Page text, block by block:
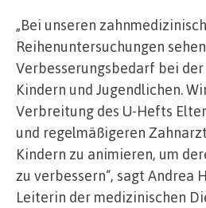
„Bei unseren
Reihenuntersuchungen
Verbesserungsbedarf bei
Kindern und Jugendlichen.
Verbreitung des U-Hefts
und regelmäßigeren
Kindern zu animieren, um
zu verbessern“, sagt Andrea
Leiterin der medizinischen